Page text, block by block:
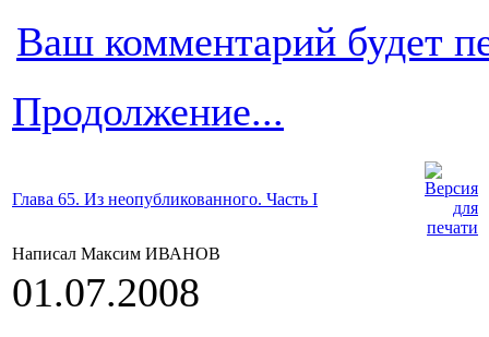
Ваш комментарий будет
Продолжение...
Глава 65. Из неопубликованного. Часть I
Написал Максим ИВАНОВ
01.07.2008